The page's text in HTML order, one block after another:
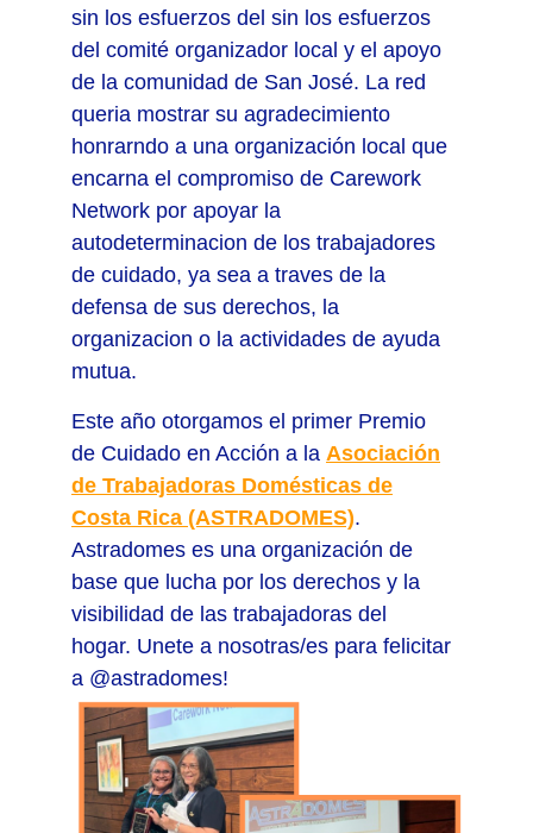
sin los esfuerzos del sin los esfuerzos
del comité organizador local y el apoyo
de la comunidad de San José. La red
queria mostrar su agradecimiento
honrarndo a una organización local que
encarna el compromiso de Carework
Network por apoyar la
autodeterminacion de los trabajadores
de cuidado, ya sea a traves de la
defensa de sus derechos, la
organizacion o la actividades de ayuda
mutua.
Este año otorgamos el primer Premio
de Cuidado en Acción a la Asociación
de Trabajadoras Domésticas de
Costa Rica (ASTRADOMES).
Astradomes es una organización de
base que lucha por los derechos y la
visibilidad de las trabajadoras del
hogar. Unete a nosotras/es para felicitar
a @astradomes!